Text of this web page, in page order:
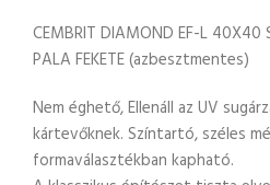
CEMBRIT DIAMOND EF-L 40X40
PALA FEKETE (azbesztmentes)
Nem éghető, Ellenáll az UV
kártevőknek. Színtartó, széles
formaválasztékban kapható.